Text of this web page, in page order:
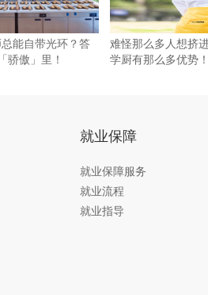
能自带光环？答
骄傲」里！
难怪那么多人想挤
学厨有那么多优势！
就业保障
就业保障服务
就业流程
就业指导